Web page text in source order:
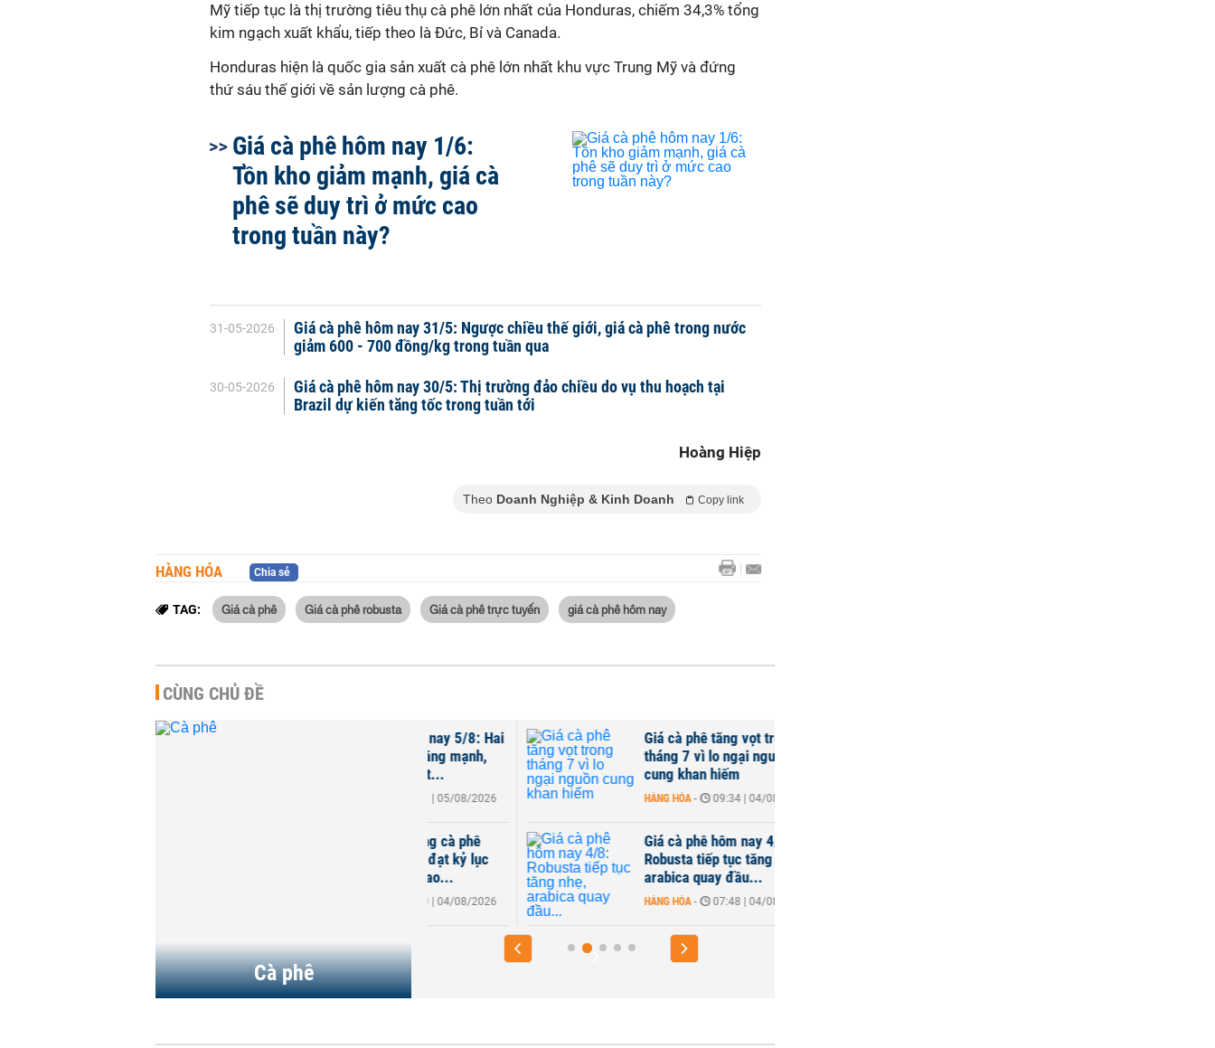
Mỹ tiếp tục là thị trường tiêu thụ cà phê lớn nhất của Honduras, chiếm 34,3% tổng
kim ngạch xuất khẩu, tiếp theo là Đức, Bỉ và Canada.
Honduras hiện là quốc gia sản xuất cà phê lớn nhất khu vực Trung Mỹ và đứng
thứ sáu thế giới về sản lượng cà phê.
Giá cà phê hôm nay 1/6:
Tồn kho giảm mạnh, giá cà
phê sẽ duy trì ở mức cao
trong tuần này?
31-05-2026
Giá cà phê hôm nay 31/5: Ngược chiều thế giới, giá cà phê trong nước
giảm 600 - 700 đồng/kg trong tuần qua
30-05-2026
Giá cà phê hôm nay 30/5: Thị trường đảo chiều do vụ thu hoạch tại
Brazil dự kiến tăng tốc trong tuần tới
Hoàng Hiệp
Theo Doanh Nghiệp & Kinh Doanh Copy link
HÀNG HÓA Chia sẻ
TAG: Giá cà phê Giá cà phê robusta Giá cà phê trực tuyến giá cà phê hôm nay
CÙNG CHỦ ĐỀ
Cà phê
Giá cà phê tăng vọt trong
tháng 7 vì lo ngại nguồn
cung khan hiếm
HÀNG HÓA 09:34 | 04/08/2026
Giá cà phê hôm nay 4/8:
Robusta tiếp tục tăng nhẹ,
arabica quay đầu...
HÀNG HÓA - 07:48 | 04/08/2026